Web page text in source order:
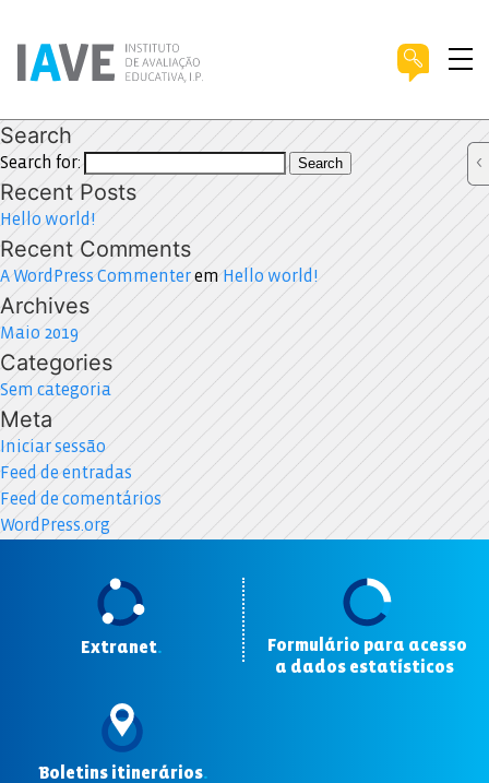
Search
Search for: Search
Recent Posts
Hello world!
Recent Comments
A WordPress Commenterem Hello world!
Archives
Maio 2019
Categories
Sem categoria
Meta
Iniciar sessão
Feed de entradas
Feed de comentários
WordPress.org
Extranet.
Formulário para acesso
a dados estatísticos
Boletins itinerários.